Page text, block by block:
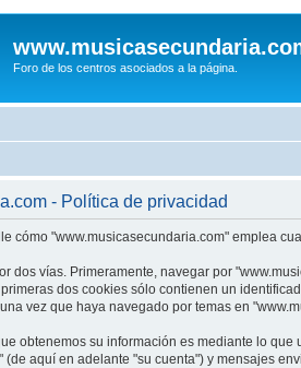
Foro de los centros asociados a la página.
- Política de privacidad
cómo "www.musicasecundaria.com" emplea
dos vías. Primeramente, navegar por
dos cookies sólo contienen un
vez que haya navegado por temas en
obtenemos su información es mediante lo
(de aquí en adelante "su cuenta") y mensajes